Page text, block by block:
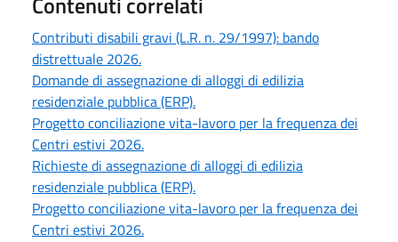
Contributi disabili gravi (L.R. n. 29/1997): bando
distrettuale 2026.
Domande di assegnazione di alloggi di edilizia
residenziale pubblica (ERP).
Progetto conciliazione vita-lavoro per la frequenza dei
Centri estivi 2026.
Richieste di assegnazione di alloggi di edilizia
residenziale pubblica (ERP).
Progetto conciliazione vita-lavoro per la frequenza dei
Centri estivi 2026.